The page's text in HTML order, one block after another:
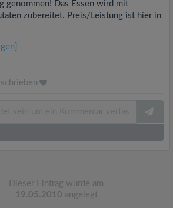
genommen! Das Essen wird mit
zubereitet. Preis/Leistung ist hier in
Dieser Eintrag wurde am
19.05.2010 angelegt